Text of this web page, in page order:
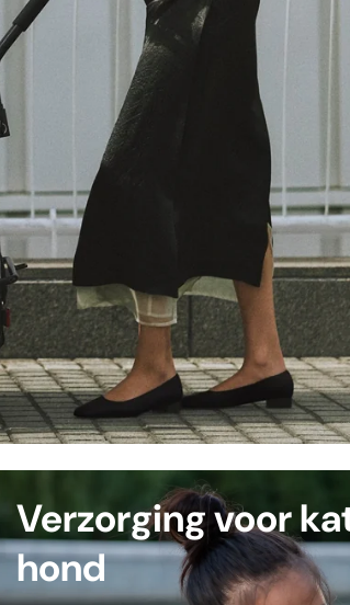
Verzorging voor
hond